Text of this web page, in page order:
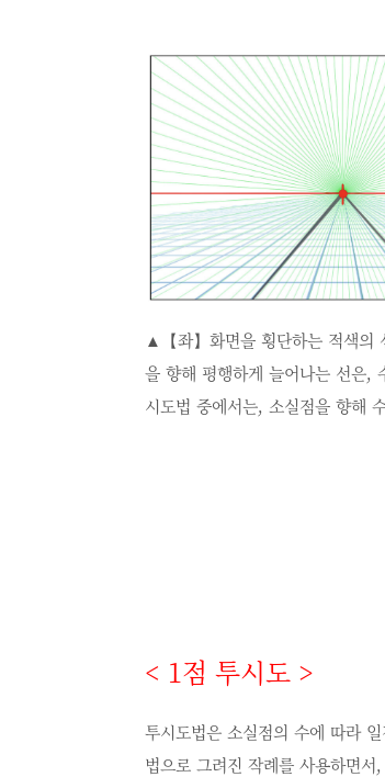
▲【좌】화면을 횡단하는 적색의
을 향해 평행하게 늘어나는 선은,
시도법 중에서는, 소실점을 향해
< 1점 투시도 >
투시도법은 소실점의 수에 따라
법으로 그려진 작례를 사용하면